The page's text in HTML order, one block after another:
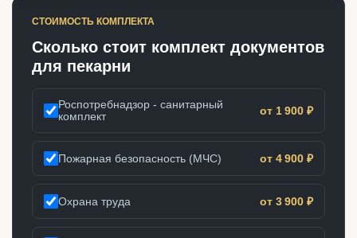
СТОИМОСТЬ КОМПЛЕКТА
Сколько стоит комплект документов
для пекарни
Роспотребнадзор - санитарный
комплект
от 1 900 ₽
Пожарная безопасность (МЧС) от 4 900 ₽
Охрана труда от 3 900 ₽